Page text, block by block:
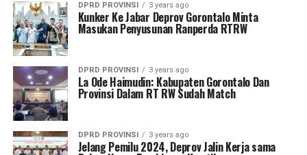
DPRD PROVINSI 3 years ago
Kunker Ke Jabar Deprov Gorontalo Minta
Masukan Penyusunan Ranperda RTRW
DPRD PROVINSI 3 years ago
La Ode Haimudin: Kabupaten Gorontalo Dan
Provinsi Dalam RT RW Sudah Match
DPRD PROVINSI 3 years ago
Jelang Pemilu 2024, Deprov Jalin Kerja sama